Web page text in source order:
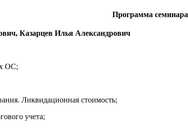
Программа семинара
Казарцев Илья Александрович
ОС;
Ликвидационная стоимость;
учета;